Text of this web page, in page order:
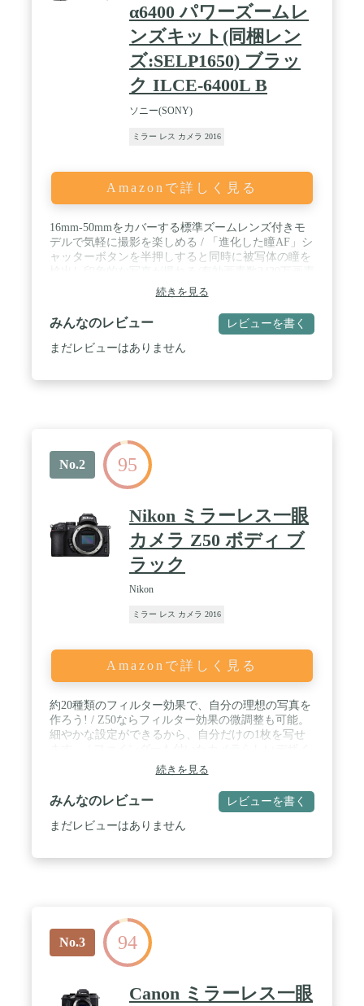
α6400 パワーズームレ
ンズキット(同梱レン
ズ:SELP1650) ブラッ
ク ILCE-6400L B
ソニー(SONY)
ミラー レス カメラ 2016
Amazonで詳しく見る
16mm-50mmをカバーする標準ズームレンズ付きモ
デルで気軽に撮影を楽しめる / 「進化した瞳AF」シ
ャッターボタンを半押しすると同時に被写体の瞳を
/ 「リアルタイム瞳AF」動物対応。ペットや野生動
物の瞳も高速・高精度に検出し、追随可能 / 425点
の位相差AFとコントラストAF 撮像エリアの84%を
カバーするAFエリア / AF/AE追従 最高約11コマ/秒
連写、最高約8コマ/秒のサイレント連写が可能 / 180
※HDMIマイクロ端子(タイプD) / 対応言語:日本語
続きを見る
みんなのレビュー レビューを書く
まだレビューはありません
No.2 95
Nikon ミラーレス一眼
カメラ Z50 ボディ ブ
ラック
Nikon
ミラー レス カメラ 2016
Amazonで詳しく見る
約20種類のフィルター効果で、自分の理想の写真を
作ろう! / Z50ならフィルター効果の微調整も可能。
細やかな設定ができるから、自分だけの1枚を写せ
ンなのに、395gの軽量ボディ。 / しっかりとした深
いグリップは持ちやすく、長時間の持ち歩きでも疲
れない! / FTZマウントアダプターを使えば、
NIKKOR Fレンズを使用可能。 / ファインダー説明:
約236万ドット / ビデオ出力:HDMI
続きを見る
みんなのレビュー レビューを書く
まだレビューはありません
No.3 94
Canon ミラーレス一眼